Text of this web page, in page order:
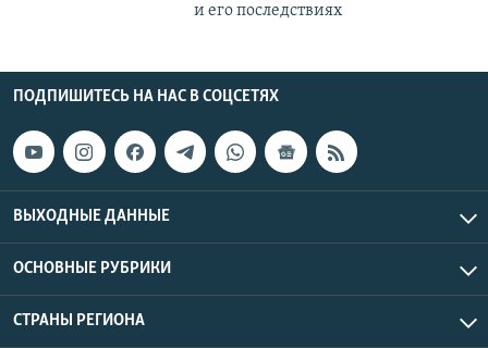
и его последствиях
ПОДПИШИТЕСЬ НА НАС В СОЦСЕТЯХ
ВЫХОДНЫЕ ДАННЫЕ
ОСНОВНЫЕ РУБРИКИ
СТРАНЫ РЕГИОНА